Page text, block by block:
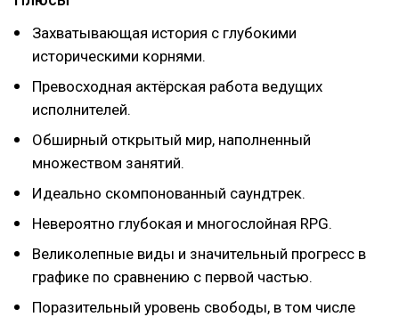
Захватывающая история с глубокими
историческими корнями.
Превосходная актёрская работа ведущих
исполнителей.
Обширный открытый мир, наполненный
множеством занятий.
Идеально скомпонованный саундтрек.
Невероятно глубокая и многослойная RPG.
Великолепные виды и значительный прогресс в
графике по сравнению с первой частью.
Поразительный уровень свободы, в том числе